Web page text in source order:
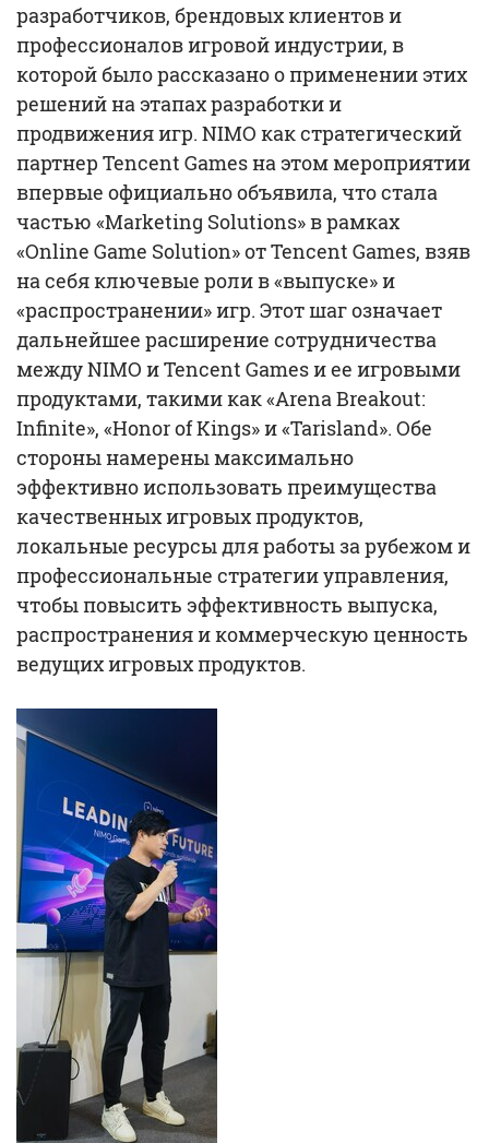
разработчиков, брендовых клиентов и
профессионалов игровой индустрии, в
которой было рассказано о применении этих
решений на этапах разработки и
продвижения игр. NIMO как стратегический
партнер Tencent Games на этом мероприятии
впервые официально объявила, что стала
частью «Marketing Solutions» в рамках
«Online Game Solution» от Tencent Games, взяв
на себя ключевые роли в «выпуске» и
«распространении» игр. Этот шаг означает
дальнейшее расширение сотрудничества
между NIMO и Tencent Games и ее игровыми
продуктами, такими как «Arena Breakout:
Infinite», «Honor of Kings» и «Tarisland». Обе
стороны намерены максимально
эффективно использовать преимущества
качественных игровых продуктов,
локальные ресурсы для работы за рубежом и
профессиональные стратегии управления,
чтобы повысить эффективность выпуска,
распространения и коммерческую ценность
ведущих игровых продуктов.